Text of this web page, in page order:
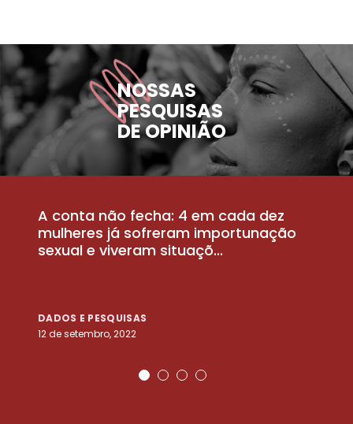
NOSSAS
PESQUISAS
DE OPINIÃO
A conta não fecha: 4 em cada dez
mulheres já sofreram importunação
sexual e viveram situaçõ...
DADOS E PESQUISAS
12 de setembro, 2022